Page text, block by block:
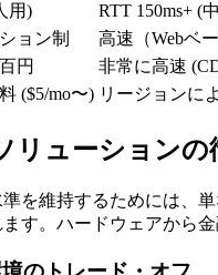
用) RTT 150ms+ (
ョン制 高速（Webベー
円 非常に高速
($5/mo〜) リージョンに
リューションの
を維持するためには、
す。ハードウェアから